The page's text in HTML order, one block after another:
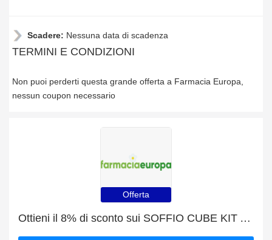
Scadere: Nessuna data di scadenza
TERMINI E CONDIZIONI
Non puoi perderti questa grande offerta a Farmacia Europa,
nessun coupon necessario
Offerta
Ottieni il 8% di sconto sui SOFFIO CUBE KIT ACCESSORI